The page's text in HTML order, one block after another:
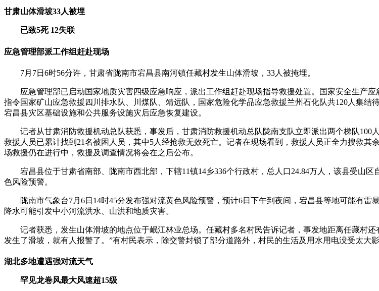
甘肃山体滑坡33人被埋
已致5死 12失联
应急管理部派工作组赶赴现场
7月7日6时56分许，甘肃省陇南市宕昌县南河镇任藏村发生山体滑坡，33人被掩埋。
应急管理部已启动国家地质灾害四级应急响应，派出工作组赶赴现场指导救援处置。国家安全生产
指令国家矿山应急救援四川排水队、川煤队、靖远队，国家危险化学品应急救援兰州石化队共120人集
宕昌县灾区基础设施和公共服务设施灾后应急恢复建设。
记者从甘肃消防救援机动总队获悉，事发后，甘肃消防救援机动总队陇南支队立即派出两个梯队100
救援人员已累计找到21名被困人员，其中5人经抢救无效死亡。记者在现场看到，救援人员正全力搜救
场救援仍在进行中，救援及调查情况将会在之后公布。
宕昌县位于甘肃省南部、陇南市西北部，下辖11镇14乡336个行政村，总人口24.84万人，该县受山
色风险预警。
陇南市气象台7月6日14时45分发布强对流黄色风险预警，预计6日下午到夜间，宕昌县等地可能有
降水可能引发中小河流洪水、山洪和地质灾害。
记者获悉，发生山体滑坡的地点位于岷江林业总场。任藏村多名村民告诉记者，事发地距离任藏村
发生了滑坡，就有人报警了。”有村民表示，除交警封锁了部分道路外，村民的生活及用水用电没受太大
湖北多地遭遇强对流天气
罕见龙卷风最大风速超15级